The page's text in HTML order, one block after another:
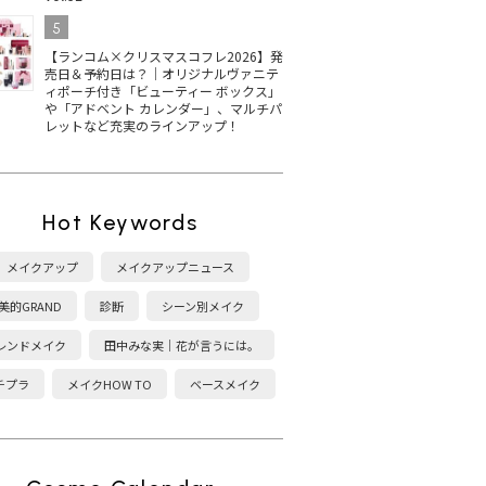
5
【ランコム×クリスマスコフレ2026】発
売日＆予約日は？｜オリジナルヴァニテ
ィポーチ付き「ビューティー ボックス」
や「アドベント カレンダー」、マルチパ
レットなど充実のラインアップ！
Hot Keywords
メイクアップ メイクアップニュース
的GRAND 診断 シーン別メイク
ンドメイク 田中みな実｜花が言うには。
プラ メイクHOW TO ベースメイク